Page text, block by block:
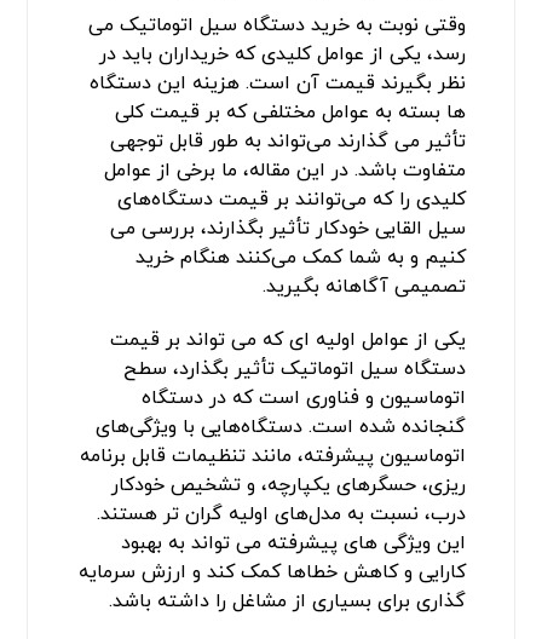
وقتی نوبت به خرید دستگاه سیل اتوماتیک می
رسد، یکی از عوامل کلیدی که خریداران باید در
نظر بگیرند قیمت آن است. هزینه این دستگاه‌
ها بسته به عوامل مختلفی که بر قیمت کلی
تأثیر می ‌گذارند می‌تواند به طور قابل توجهی
متفاوت باشد. در این مقاله، ما برخی از عوامل
کلیدی را که می‌توانند بر قیمت دستگاه‌های
سیل القایی خودکار تأثیر بگذارند، بررسی می
‌کنیم و به شما کمک می‌کنند هنگام خرید
تصمیمی آگاهانه بگیرید.
یکی از عوامل اولیه ای که می تواند بر قیمت
دستگاه سیل اتوماتیک تأثیر بگذارد، سطح
اتوماسیون و فناوری است که در دستگاه
گنجانده شده است. دستگاه‌هایی با ویژگی‌های
اتوماسیون پیشرفته، مانند تنظیمات قابل برنامه‌
ریزی، حسگرهای یکپارچه، و تشخیص خودکار
درب، نسبت به مدل‌های اولیه گران‌ تر هستند.
این ویژگی های پیشرفته می تواند به بهبود
کارایی و کاهش خطاها کمک کند و ارزش سرمایه
گذاری برای بسیاری از مشاغل را داشته باشد.